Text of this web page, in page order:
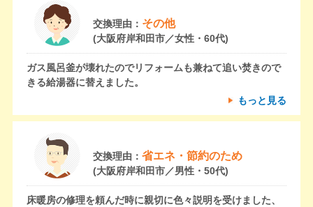
交換理由： その他
(大阪府岸和田市／女性・60代)
ガス風呂釜が壊れたのでリフォームも兼ねて追い焚きので
きる給湯器に替えました。
もっと見る
交換理由： 省エネ・節約のため
(大阪府岸和田市／男性・50代)
床暖房の修理を頼んだ時に親切に色々説明を受けました、